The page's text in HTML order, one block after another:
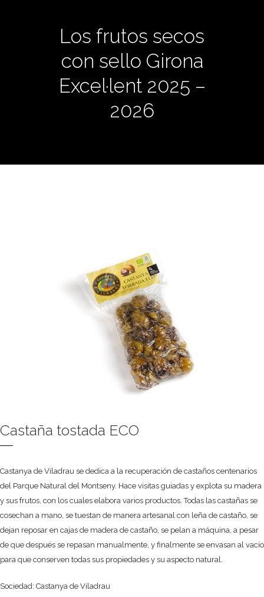
Los frutos secos
con sello Girona
Excel·lent 2025 –
2026
Castaña tostada ECO
Castanya de Viladrau se dedica a la recuperación de castaños centenarios
del Parque Natural del Montseny. Hace visitas guiadas y explota su madera
y sus frutos, con los cuales elabora varios productos. Todas las castañas se
cosechan a mano, se tuestan de manera artesanal con leña de castaño, se
dejan reposar en cajas de madera de castaño, se pelan a máquina, a pesar
de que después se repasan manualmente, y finalmente se envasan al vacío
para que conserven todas sus propiedades y su aspecto natural.
Sociedad: Castanya de Viladrau